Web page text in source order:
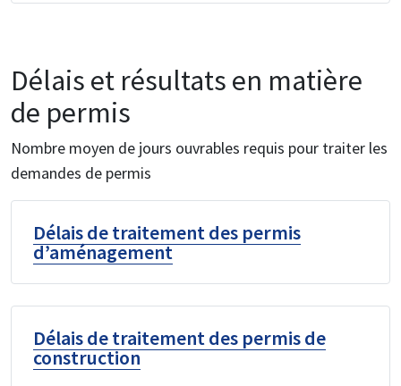
Délais et résultats en matière
de permis
Nombre moyen de jours ouvrables requis pour traiter les
demandes de permis
Délais de traitement des permis
d’aménagement
Délais de traitement des permis de
construction